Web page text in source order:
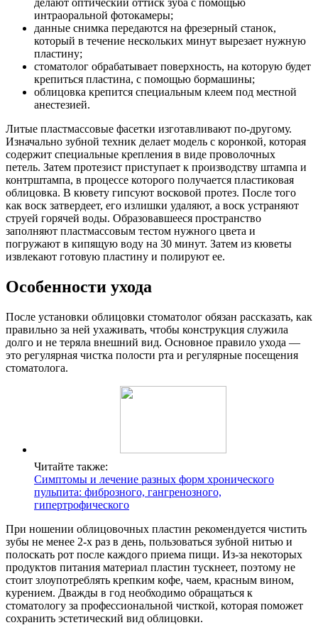
делают оптический оттиск зуба с помощью
интраоральной фотокамеры;
данные снимка передаются на фрезерный станок,
который в течение нескольких минут вырезает нужную
пластину;
стоматолог обрабатывает поверхность, на которую будет
крепиться пластина, с помощью бормашины;
облицовка крепится специальным клеем под местной
анестезией.
Литые пластмассовые фасетки изготавливают по-другому.
Изначально зубной техник делает модель с коронкой, которая
содержит специальные крепления в виде проволочных
петель. Затем протезист приступает к производству штампа и
контрштампа, в процессе которого получается пластиковая
облицовка. В кювету гипсуют восковой протез. После того
как воск затвердеет, его излишки удаляют, а воск устраняют
струей горячей воды. Образовавшееся пространство
заполняют пластмассовым тестом нужного цвета и
погружают в кипящую воду на 30 минут. Затем из кюветы
извлекают готовую пластину и полируют ее.
Особенности ухода
После установки облицовки стоматолог обязан рассказать, как
правильно за ней ухаживать, чтобы конструкция служила
долго и не теряла внешний вид. Основное правило ухода —
это регулярная чистка полости рта и регулярные посещения
стоматолога.
Читайте также:
Симптомы и лечение разных форм хронического
пульпита: фиброзного, гангренозного,
гипертрофического
При ношении облицовочных пластин рекомендуется чистить
зубы не менее 2-х раз в день, пользоваться зубной нитью и
полоскать рот после каждого приема пищи. Из-за некоторых
продуктов питания материал пластин тускнеет, поэтому не
стоит злоупотреблять крепким кофе, чаем, красным вином,
курением. Дважды в год необходимо обращаться к
стоматологу за профессиональной чисткой, которая поможет
сохранить эстетический вид облицовки.